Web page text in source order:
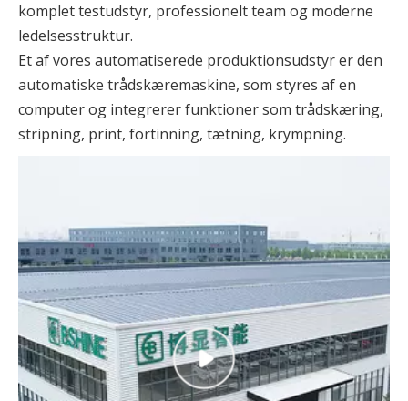
komplet testudstyr, professionelt team og moderne
ledelsesstruktur.
Et af vores automatiserede produktionsudstyr er den
automatiske trådskæremaskine, som styres af en
computer og integrerer funktioner som trådskæring,
stripning, print, fortinning, tætning, krympning.